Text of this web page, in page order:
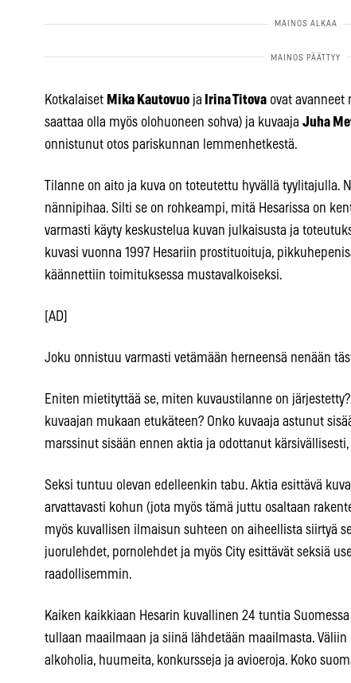
Kotkalaiset Mika Kautovuo ja Irina Titova ovat avanneet
saattaa olla myös olohuoneen sohva) ja kuvaaja Juha
onnistunut otos pariskunnan lemmenhetkestä.
Tilanne on aito ja kuva on toteutettu hyvällä tyylitajulla.
nännipihaa. Silti se on rohkeampi, mitä Hesarissa on
varmasti käyty keskustelua kuvan julkaisusta ja
kuvasi vuonna 1997 Hesariin prostituoituja,
käännettiin toimituksessa mustavalkoiseksi.
[AD]
Joku onnistuu varmasti vetämään herneensä nenään
Eniten mietityttää se, miten kuvaustilanne on
kuvaajan mukaan etukäteen? Onko kuvaaja astunut
marssinut sisään ennen aktia ja odottanut
Seksi tuntuu olevan edelleenkin tabu. Aktia esittävä
arvattavasti kohun (jota myös tämä juttu osaltaan
myös kuvallisen ilmaisun suhteen on aiheellista siirtyä
juorulehdet, pornolehdet ja myös City esittävät seksiä
raadollisemmin.
Kaiken kaikkiaan Hesarin kuvallinen 24 tuntia
tullaan maailmaan ja siinä lähdetään maailmasta.
alkoholia, huumeita, konkursseja ja avioeroja. Koko